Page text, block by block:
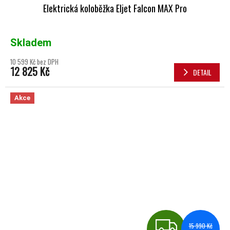
Elektrická koloběžka Eljet Falcon MAX Pro
Skladem
10 599 Kč bez DPH
12 825 Kč DETAIL
Akce
15 990 Kč